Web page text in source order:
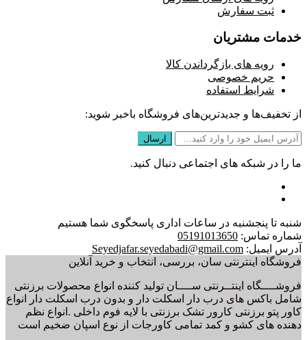
ثبت سفارش
خدمات مشتریان
رویه های بازگرداندن کالا
حریم خصوصی
شرایط استفاده
از تخفیف‌ها و جدیدترین‌های فروشگاه باخبر شوید:
ما را در شبکه های اجتماعی دنبال کنید.
شنبه تا پنجشنبه در ساعات اداری پاسخگوی شما هستیم
شماره تماس: 05191013650
آدرس ایمیل: Seyedjafar.seyedabadi@gmail.com
فروشگاه اینترنتی سان، بررسی، انتخاب و خرید آنلاین
فروشــــگاه اینتــرنتی ســــان تولید کننده انواع محصولات برزنتی
شامل باکس های درب دار اسکلت دار و بدون درب اسکلت دار انواع
کاور پتو برزنتی کارور تشک برزنتی با لایه فوم داخلی .انواع نظم
دهنده های کشو و کمد تمامی کاورجات از نوع اسپان ضخیم است